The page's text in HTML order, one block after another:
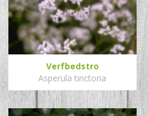
Verfbedstro
Asperula tinctoria